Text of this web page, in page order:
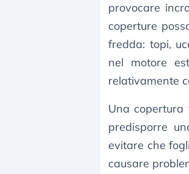
provocare
coperture
fredda: topi,
nel motore
relativamente
Una copertura
predisporre
evitare che
causare